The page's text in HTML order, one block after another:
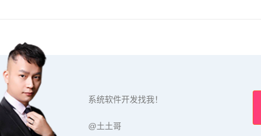
系统软件开发找我！
@土土哥